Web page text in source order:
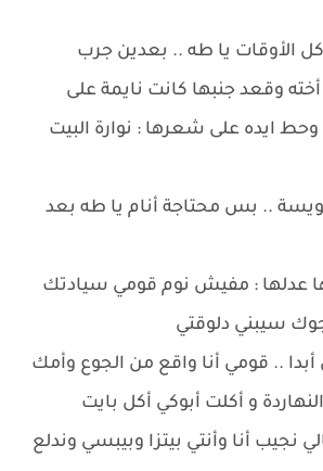
الأوقات يا طه .. بعدين جرب
وقعد جنبها كانت نايمة على
ايده على شعرها : نوارة البيت
.. بس محتاجة أنام يا طه بعد
عدلها : مفيش نوم قومي سيادتك
سيبني دلوقتي
أبدا .. قومي أنا واقع من الجوع وأمك
و أكلت أبوكي أكل بايت
نجيب أنا وأنتي بيتزا وبيبسي وندلع